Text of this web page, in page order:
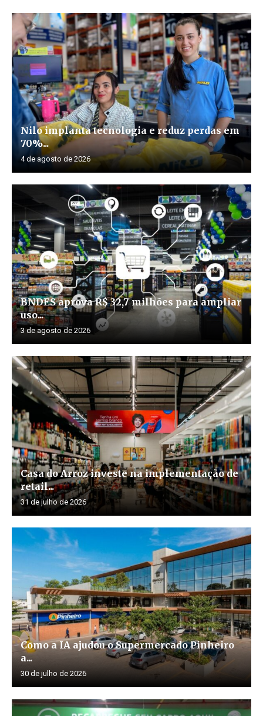
Nilo implanta tecnologia e reduz perdas em
70%...
4 de agosto de 2026
BNDES aprova R$ 32,7 milhões para ampliar
uso...
3 de agosto de 2026
Casa do Arroz investe na implementação de
retail...
31 de julho de 2026
Como a IA ajudou o Supermercado Pinheiro
a...
30 de julho de 2026